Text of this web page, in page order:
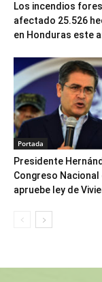
Los incendios
afectado 25.526
en Honduras este
Portada
Presidente
Congreso Nacional
apruebe ley de